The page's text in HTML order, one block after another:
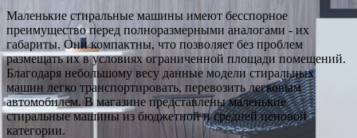
Маленькие стиральные машины имеют бесспорное
преимущество перед полноразмерными аналогами - их
габариты. Они компактны, что позволяет без проблем
размещать их в условиях ограниченной площади помещений.
Благодаря небольшому весу данные модели стиральных
машин легко транспортировать, перевозить легковым
автомобилем. В магазине представлены маленькие
стиральные машины из бюджетной и средней ценовой
категории.